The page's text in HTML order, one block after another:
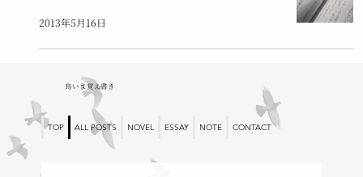
2013年5月16日
鳥いま覚え書き
TOP ALL POSTS NOVEL ESSAY NOTE CONTACT